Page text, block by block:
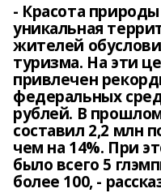
- Красота
уникальная
жителей
туризма. На эти
привлечен
федеральных
рублей. В
составил 2,2 млн
чем на 14%. При
было всего 5
более 100, -